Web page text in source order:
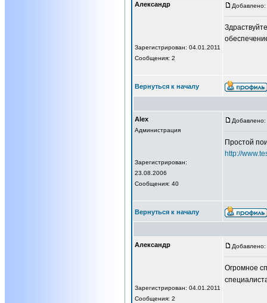
Александр
Зарегистрирован: 04.01.2011
Сообщения: 2
Добавлено:
Вернуться к началу
Alex
Администрация
Зарегистрирован:
23.08.2006
Сообщения: 40
Добавлено:
Простой
http://
Вернуться к началу
Александр
Зарегистрирован: 04.01.2011
Сообщения: 2
Огромное